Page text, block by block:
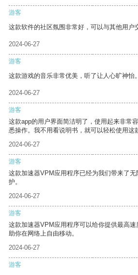
游客
这款软件的社区氛围非常好，可以与其他用户
2024-06-27
游客
这款游戏的音乐非常优美，听了让人心旷神怡。
2024-06-27
游客
这款app的用户界面简洁明了，使用起来非常
悉操作。我不用看说明书，就可以轻松使用这
2024-06-27
游客
这款加速器VPM应用程序已经为我们带来了
护。
2024-06-27
游客
这款加速器VPM应用程序可以给你提供最高
助你在网络上自由移动。
2024-06-27
游客